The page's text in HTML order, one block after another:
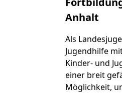
Anhalt
Als
Jugendhilfe
Kinder- und
einer breit
Möglichkeit,